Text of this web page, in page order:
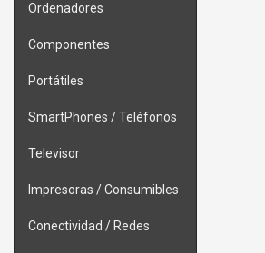
Ordenadores
Componentes
Portátiles
SmartPhones / Teléfonos
Televisor
Impresoras / Consumibles
Conectividad / Redes